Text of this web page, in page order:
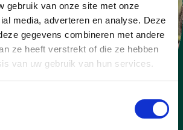
gebruik van onze site met onze
media, adverteren en analyse. Deze
gegevens combineren met andere
ze heeft verstrekt of die ze hebben
van uw gebruik van hun services.